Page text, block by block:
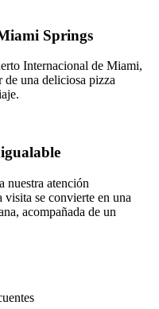
Springs
Internacional de Miami,
de una deliciosa pizza
nuestra atención
se convierte en una
acompañada de un